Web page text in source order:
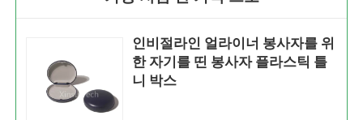
인비절라인 얼라이너 봉사자를 위
한 자기를 띤 봉사자 플라스틱 틀
니 박스